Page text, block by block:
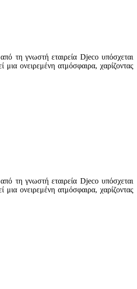
τη γνωστή εταιρεία Djeco υπόσχεται
μια ονειρεμένη ατμόσφαιρα, χαρίζοντας
τη γνωστή εταιρεία Djeco υπόσχεται
μια ονειρεμένη ατμόσφαιρα, χαρίζοντας